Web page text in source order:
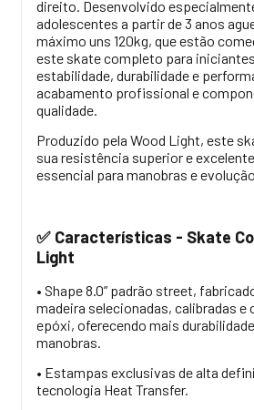
direito. Desenvolvido
adolescentes a partir de 3 anos
máximo uns 120kg, que estão
este skate completo para
estabilidade, durabilidade e
acabamento profissional e
qualidade.
Produzido pela Wood Light, este
sua resistência superior e
essencial para manobras e
✅ Características - Skate
Light
• Shape 8.0” padrão street,
madeira selecionadas, calibradas e
epóxi, oferecendo mais
manobras.
• Estampas exclusivas de alta
tecnologia Heat Transfer.